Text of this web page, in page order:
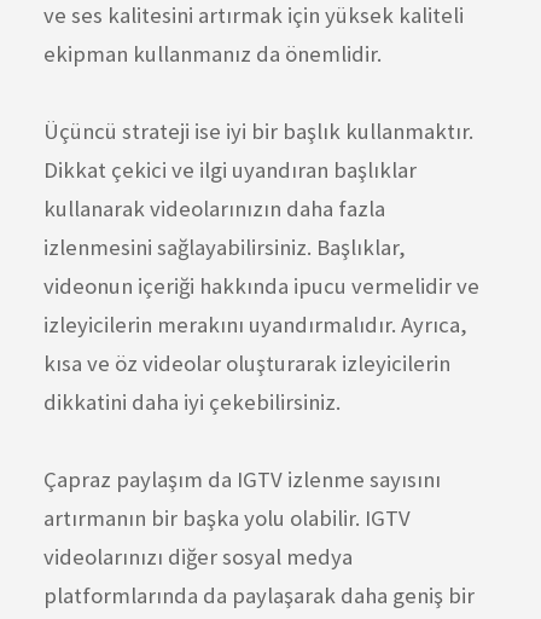
ve ses kalitesini artırmak için yüksek kaliteli
ekipman kullanmanız da önemlidir.
Üçüncü strateji ise iyi bir başlık kullanmaktır.
Dikkat çekici ve ilgi uyandıran başlıklar
kullanarak videolarınızın daha fazla
izlenmesini sağlayabilirsiniz. Başlıklar,
videonun içeriği hakkında ipucu vermelidir ve
izleyicilerin merakını uyandırmalıdır. Ayrıca,
kısa ve öz videolar oluşturarak izleyicilerin
dikkatini daha iyi çekebilirsiniz.
Çapraz paylaşım da IGTV izlenme sayısını
artırmanın bir başka yolu olabilir. IGTV
videolarınızı diğer sosyal medya
platformlarında da paylaşarak daha geniş bir